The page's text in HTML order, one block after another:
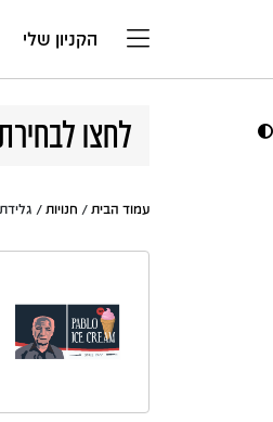
הקניון שלי
לחצו לבחירת
עמוד הבית / חנויות /